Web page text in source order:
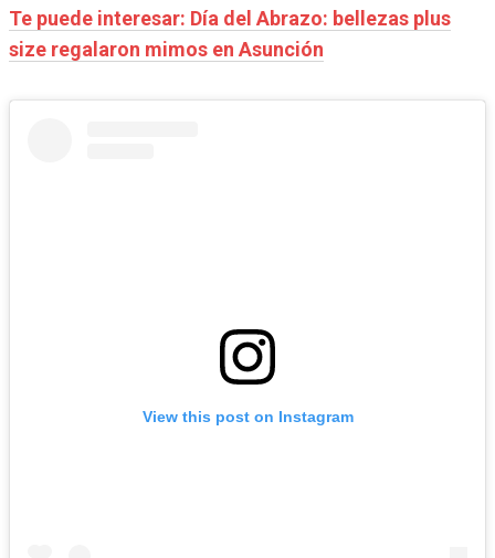
Te puede interesar: Día del Abrazo: bellezas plus
size regalaron mimos en Asunción
View this post on Instagram